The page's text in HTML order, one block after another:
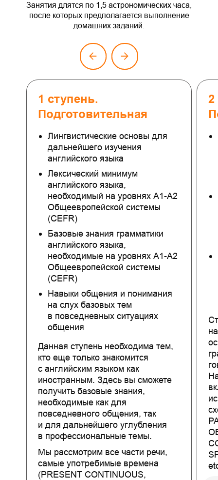
Занятия длятся по 1,5 астрономических часа,
после которых предполагается выполнение
домашних заданий.
1 ступень.
Подготовительная
Лингвистические основы для
дальнейшего изучения
английского языка
Базовые знания грамматики
английского языка,
необходимые на уровнях A1-A2
Общеевропейской системы
(CEFR)
Лексический минимум
английского языка,
необходимый на уровнях A1-A2
Общеевропейской системы
(CEFR)
Навыки общения и понимания
на слух базовых тем
в повседневных ситуациях
общения
Данная ступень необходима тем,
кто еще только знакомится
с английским языком как
иностранным. Здесь вы сможете
получить базовые знания,
необходимые как для
повседневного общения, так
и для дальнейшего углубления
в профессиональные темы.
Мы рассмотрим все части речи,
самые употребимые времена
(PRESENT CONTINUOUS,
2